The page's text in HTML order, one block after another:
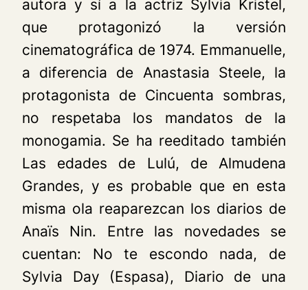
autora y sí a la actriz Sylvia Kristel,
que protagonizó la versión
cinematográfica de 1974. Emmanuelle,
a diferencia de Anastasia Steele, la
protagonista de Cincuenta sombras,
no respetaba los mandatos de la
monogamia. Se ha reeditado también
Las edades de Lulú, de Almudena
Grandes, y es probable que en esta
misma ola reaparezcan los diarios de
Anaïs Nin. Entre las novedades se
cuentan: No te escondo nada, de
Sylvia Day (Espasa), Diario de una